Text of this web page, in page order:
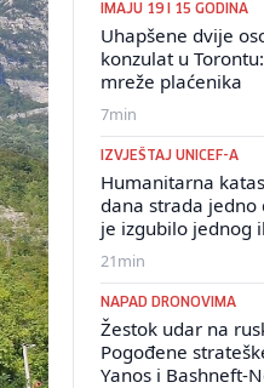
IMAJU 19 I 15 GODINA
Uhapšene dvije
konzulat u
mreže plaćenika
7min
IZVJEŠTAJ UNICEF-A
Humanitarna
dana strada jedno
je izgubilo jednog
21min
NAPAD DRONOVIMA
Žestok udar na
Pogođene
Yanos i Bashneft-